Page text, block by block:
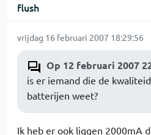
flush
vrijdag 16 februari 2007 18:29:56
Op 12 februari 2007
is er iemand die de
batterijen weet?
Ik heb er ook liggen 2000mA